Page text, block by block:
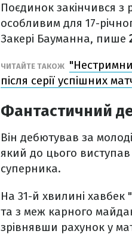
Поєдинок закінчився з
особливим для 17-
Закері Бауманна, пише
ЧИТАЙТЕ ТАКОЖ
після серії успішних
Фантастичний
Він дебютував за
який до цього виступав
суперника.
На 31-й хвилині хавбек
та з меж карного
зрівнявши рахунок у